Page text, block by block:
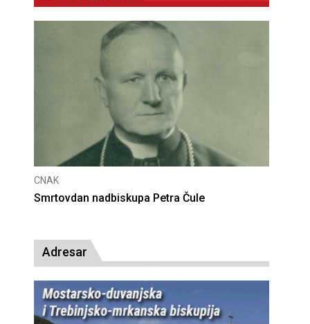
Deseta obljetnica poništenja komunističke
Adresar